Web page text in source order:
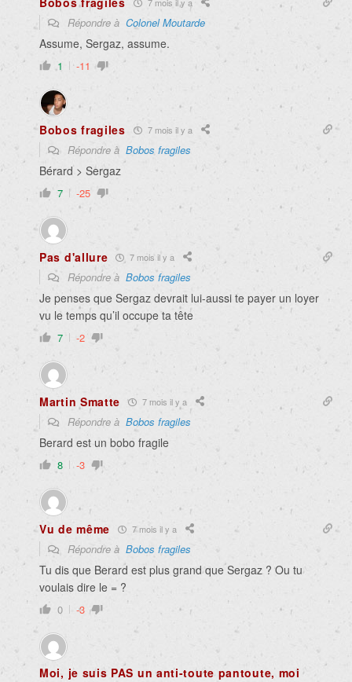
Répondre à Colonel Moutarde
Assume, Sergaz, assume.
1 -11
Bobos fragiles 7 mois il y a
Répondre à Bobos fragiles
Bérard > Sergaz
7 -25
Pas d'allure 7 mois il y a
Répondre à Bobos fragiles
Je penses que Sergaz devrait lui-aussi te payer un loyer
vu le temps qu’il occupe ta tête
7 -2
Martin Smatte 7 mois il y a
Répondre à Bobos fragiles
Berard est un bobo fragile
8 -3
Vu de même 7 mois il y a
Répondre à Bobos fragiles
Tu dis que Berard est plus grand que Sergaz ? Ou tu
voulais dire le = ?
0 -3
Moi, je suis PAS un anti-toute pantoute, moi